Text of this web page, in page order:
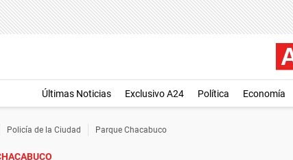
Últimas Noticias Exclusivo A24 Política Economía
Policía de la Ciudad Parque Chacabuco